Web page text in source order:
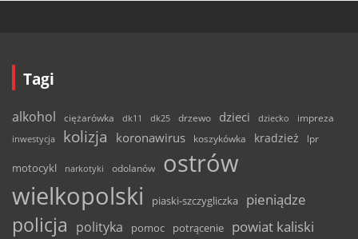
Tagi
alkohol ciężarówka dk11 dk25 drzewo dzieci dziecko
impreza
inwestycja
kolizja koronawirus koszykówka kradzież lpr
motocykl narkotyki odolanów
ostrów
wielkopolski
piaski-szczygliczka pieniądze
policja polityka pomoc potrącenie powiat kaliski